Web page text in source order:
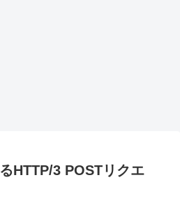
HTTP/3 POSTリクエ